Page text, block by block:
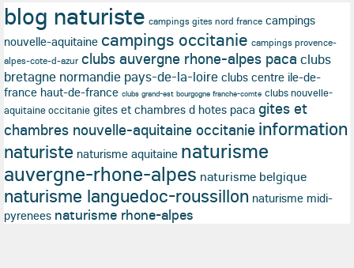
blog naturiste campings gites nord france campings
nouvelle-aquitaine campings occitanie campings provence-
alpes-cote-d-azur clubs auvergne rhone-alpes paca clubs
bretagne normandie pays-de-la-loire clubs centre ile-de-
france haut-de-france clubs grand-est bourgogne franche-comte clubs nouvelle-
aquitaine occitanie gites et chambres d hotes paca gites et
chambres nouvelle-aquitaine occitanie information
naturiste naturisme aquitaine naturisme
auvergne-rhone-alpes naturisme belgique
naturisme languedoc-roussillon naturisme midi-
pyrenees naturisme rhone-alpes